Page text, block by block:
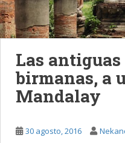
Las
birmanas, a
Mandalay
30 agosto, 2016